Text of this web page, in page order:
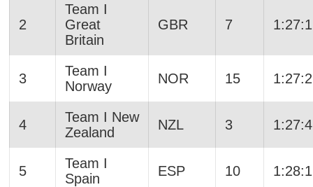
2
Team I
Great
Britain
GBR 7
3
Team I
Norway
NOR 15
4
Team I New
Zealand
NZL 3
5
Team I
Spain
ESP 10